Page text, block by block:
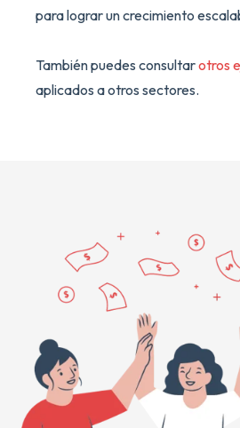
para lograr un crecimiento
También puedes consultarotros
aplicados a otros sectores.